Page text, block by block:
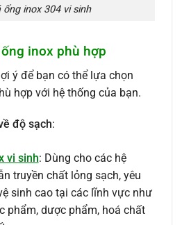
ống inox 304 vi sinh
inox phù hợp
ý để bạn có thể lựa chọn
hợp với hệ thống của bạn.
độ sạch:
vi sinh: Dùng cho các hệ
truyền chất lỏng sạch, yêu
sinh cao tại các lĩnh vực như
phẩm, dược phẩm, hoá chất